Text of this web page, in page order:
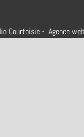
Courtoisie - Agence